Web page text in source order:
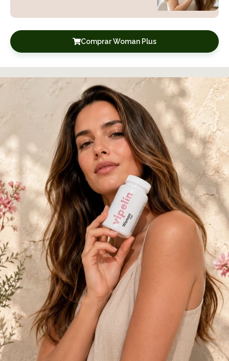
Comprar Woman Plus